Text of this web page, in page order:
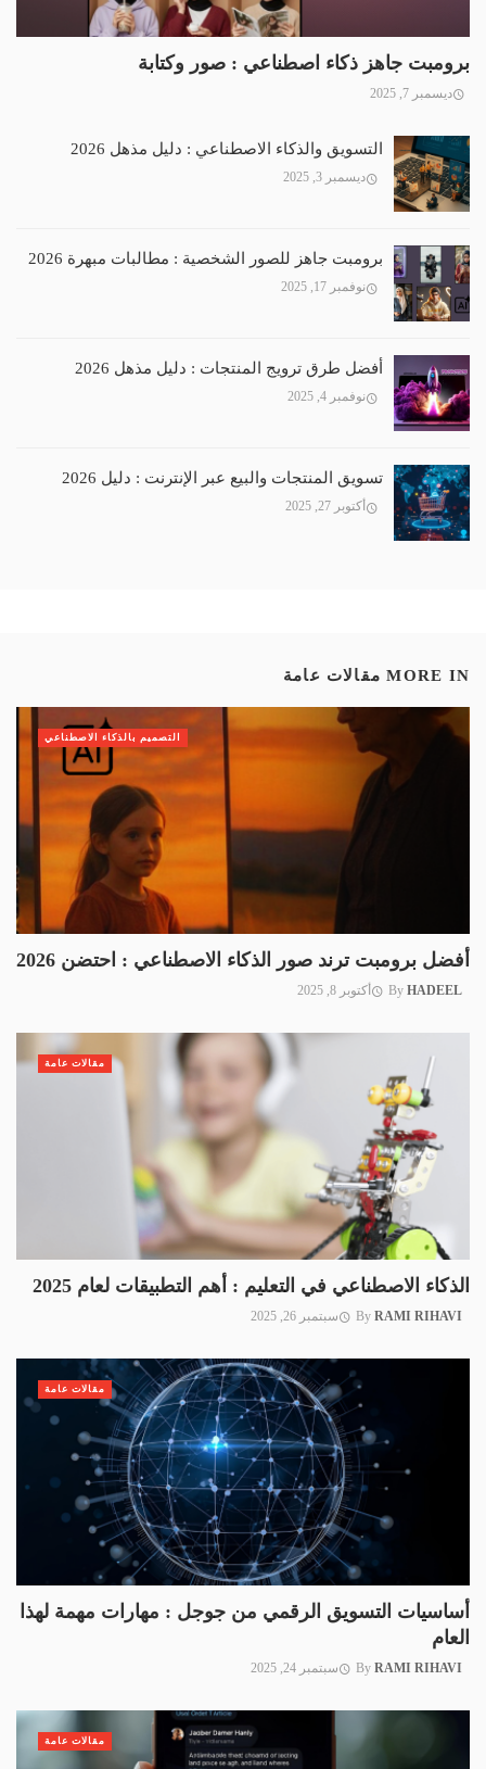
برومبت جاهز ذكاء اصطناعي : صور وكتابة
ديسمبر 7, 2025
التسويق والذكاء الاصطناعي : دليل مذهل 2026
ديسمبر 3, 2025
برومبت جاهز للصور الشخصية : مطالبات مبهرة 2026
نوفمبر 17, 2025
أفضل طرق ترويج المنتجات : دليل مذهل 2026
نوفمبر 4, 2025
تسويق المنتجات والبيع عبر الإنترنت : دليل 2026
أكتوبر 27, 2025
MORE IN مقالات عامة
أفضل برومبت ترند صور الذكاء الاصطناعي : احتضن 2026
By HADEEL أكتوبر 8, 2025
التصميم بالذكاء الاصطناعي
الذكاء الاصطناعي في التعليم : أهم التطبيقات لعام 2025
By RAMI RIHAVI سبتمبر 26, 2025
مقالات عامة
أساسيات التسويق الرقمي من جوجل : مهارات مهمة لهذا
العام
By RAMI RIHAVI سبتمبر 24, 2025
مقالات عامة
مقالات عامة